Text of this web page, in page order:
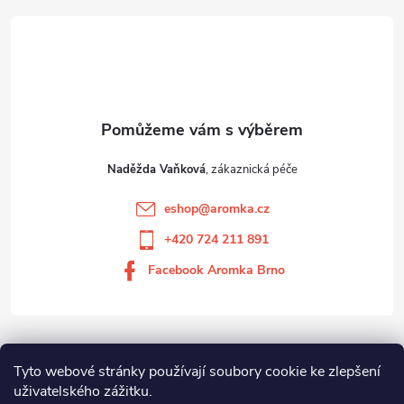
Tyto webové stránky používají soubory cookie ke zlepšení
uživatelského zážitku.
Vše o nákupu
Naděžda Vaňková
eshop@aromka.cz
+420 724 211 891
Facebook Aromka Brno